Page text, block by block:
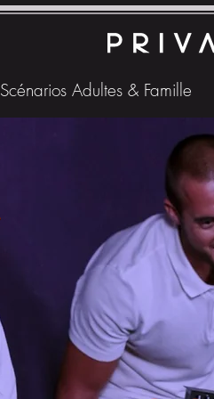
Scénarios Adultes & Famille